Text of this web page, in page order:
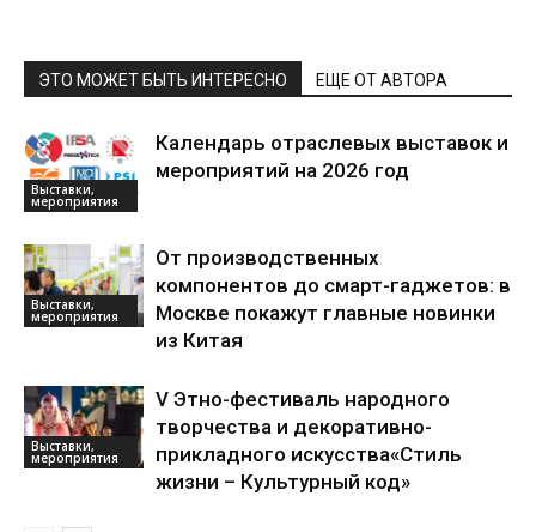
ЭТО МОЖЕТ БЫТЬ ИНТЕРЕСНО ЕЩЕ ОТ АВТОРА
Выставки,
мероприятия
Календарь отраслевых выставок и
мероприятий на 2026 год
Выставки,
мероприятия
От производственных
компонентов до смарт-гаджетов: в
Москве покажут главные новинки
из Китая
Выставки,
мероприятия
V Этно-фестиваль народного
творчества и декоративно-
прикладного искусства«Стиль
жизни – Культурный код»